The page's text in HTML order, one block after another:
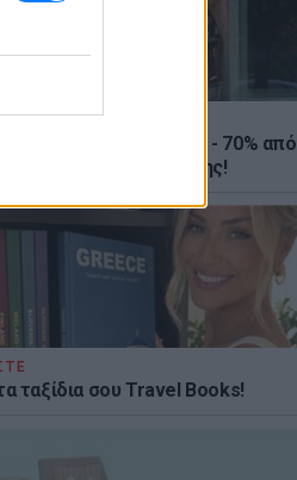
εκπτώσεις έως - 70% από
eshops ένδυσης!
ταξίδια σου Travel Books!